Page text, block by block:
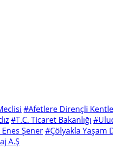
#Afetlere Dirençli
#T.C. Ticaret Bakanlığı
Şener#Çölyakla Yaşam
A.Ş